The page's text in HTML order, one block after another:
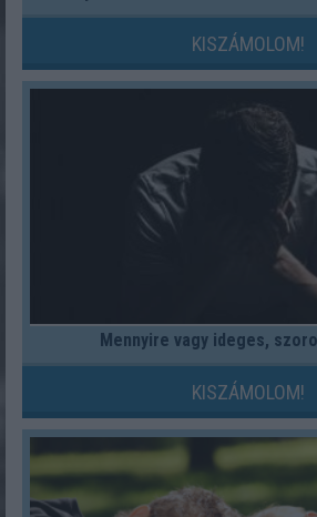
KISZÁMOLOM!
Mennyire vagy ideges,
KISZÁMOLOM!